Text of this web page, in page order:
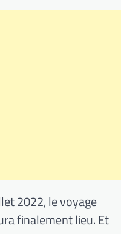
2022, le voyage
finalement lieu. Et